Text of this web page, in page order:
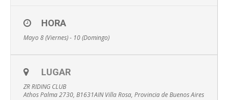
HORA
Mayo 8 (Viernes) - 10 (Domingo)
LUGAR
ZR RIDING CLUB
Athos Palma 2730, B1631AIN Villa Rosa, Provincia de Buenos Aires